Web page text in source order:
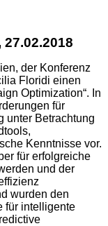
der Konferenz
Floridi einen
Optimization“. In
für
unter Betrachtung
Kenntnisse vor.
für erfolgreiche
und der
wurden den
für intelligente